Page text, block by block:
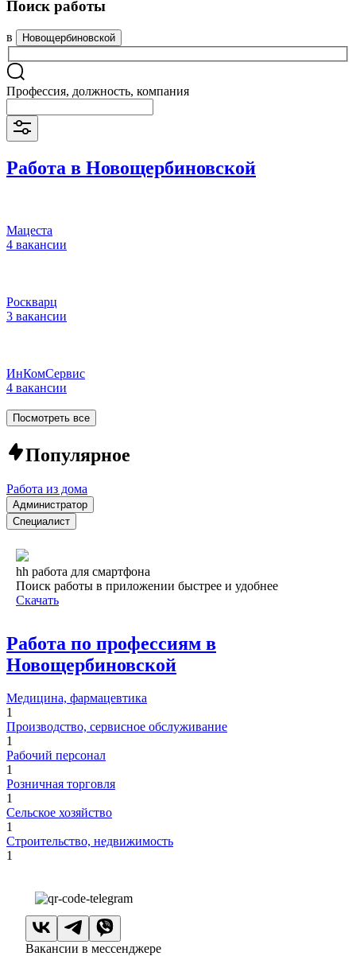
Поиск работы
в Новощербиновской
Профессия, должность, компания
Работа в Новощербиновской
Мацеста
4 вакансии
Роскварц
3 вакансии
ИнКомСервис
4 вакансии
Посмотреть все
Популярное
Работа из дома
Администратор
Специалист
hh работа для смартфона
Поиск работы в приложении быстрее и удобнее
Скачать
Работа по профессиям в
Новощербиновской
Медицина, фармацевтика
1
Производство, сервисное обслуживание
1
Рабочий персонал
1
Розничная торговля
1
Сельское хозяйство
1
Строительство, недвижимость
1
Вакансии в мессенджере